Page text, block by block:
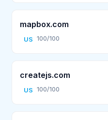
mapbox.com
US 100/100
createjs.com
US 100/100